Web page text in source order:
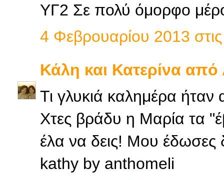
ΥΓ2 Σε πολύ όμορφο
4 Φεβρουαρίου 2013
Κάλη και Κατερίνα από
Τι γλυκιά καλημέρα ήταν
Χτες βράδυ η Μαρία τα
έλα να δεις! Μου
kathy by anthomeli